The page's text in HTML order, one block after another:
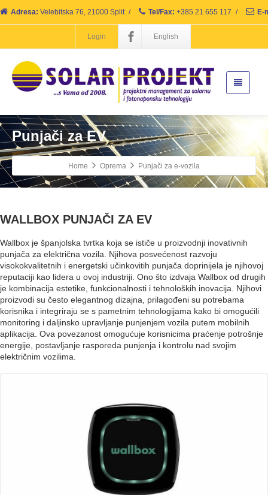
Adresa: Velebitska 76, 21000 Split / Tel/Fax: +385 21 655 117 / E-
Login English
Punjači za EV
Home Oprema Punjači za e-vozila
WALLBOX PUNJAČI ZA EV
Wallbox je španjolska tvrtka koja se ističe u proizvodnji inovativnih
punjača za električna vozila. Njihova posvećenost razvoju
visokokvalitetnih i energetski učinkovitih punjača doprinijela je njihovoj
reputaciji kao lidera u ovoj industriji. Ono što izdvaja Wallbox od drugih
je kombinacija estetike, funkcionalnosti i tehnoloških inovacija. Njihovi
proizvodi su često elegantnog dizajna, prilagođeni su potrebama
korisnika i integriraju se s pametnim tehnologijama kako bi omogućili
monitoring i daljinsko upravljanje punjenjem vozila putem mobilnih
aplikacija. Ova povezanost omogućuje korisnicima praćenje potrošnje
energije, postavljanje rasporeda punjenja i kontrolu nad svojim
električnim vozilima.